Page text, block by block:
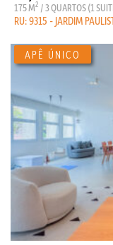
175 M2 / 3 QUARTOS (1
RU: 9315 - JARDIM